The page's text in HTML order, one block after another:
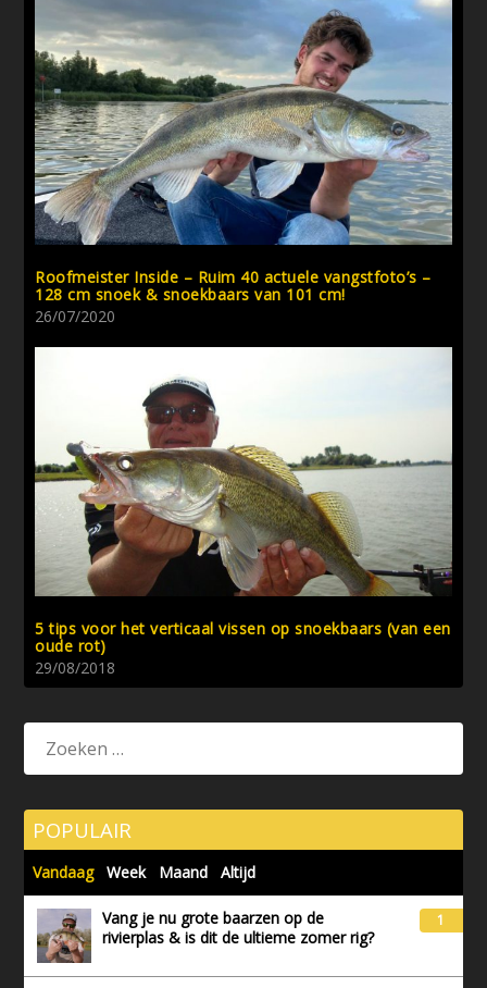
Roofmeister Inside – Ruim 40 actuele vangstfoto’s –
128 cm snoek & snoekbaars van 101 cm!
26/07/2020
5 tips voor het verticaal vissen op snoekbaars (van een
oude rot)
29/08/2018
POPULAIR
Vandaag Week Maand Altijd
Vang je nu grote baarzen op de
rivierplas & is dit de ultieme zomer rig?
1